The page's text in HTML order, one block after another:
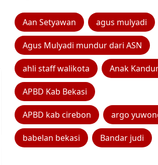
Aan Setyawan agus mulyadi
Agus Mulyadi mundur dari ASN
ahli staff walikota Anak
APBD Kab Bekasi
APBD kab cirebon argo
babelan bekasi Bandar judi